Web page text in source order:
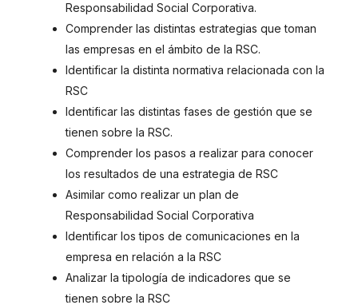
Responsabilidad Social Corporativa.
Comprender las distintas estrategias que toman
las empresas en el ámbito de la RSC.
Identificar la distinta normativa relacionada con la
RSC
Identificar las distintas fases de gestión que se
tienen sobre la RSC.
Comprender los pasos a realizar para conocer
los resultados de una estrategia de RSC
Asimilar como realizar un plan de
Responsabilidad Social Corporativa
Identificar los tipos de comunicaciones en la
empresa en relación a la RSC
Analizar la tipología de indicadores que se
tienen sobre la RSC